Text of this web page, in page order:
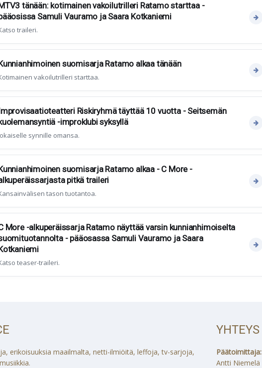
MTV3 tänään: kotimainen vakoilutrilleri Ratamo starttaa -
Samuli Vauramo ja Saara Kotkaniemi
traileri.
suomisarja Ratamo alkaa tänään
vakoilutrilleri starttaa.
Riskiryhmä täyttää 10 vuotta - Seitsemän
-improklubi syksyllä
synnille omansa.
suomisarja Ratamo alkaa - C More -
pitkä traileri
tason tuotantoa.
More -alkuperäissarja Ratamo näyttää varsin kunnianhimoiselta
- pääosassa Samuli Vauramo ja Saara
teaser-traileri.
erikoisuuksia maailmalta, netti-ilmiöitä, leffoja, tv-sarjoja,
YHTEYS
Päätoimittaja:
Antti Niemelä